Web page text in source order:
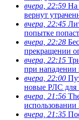
вчера, 22:59 На
вернут
вчера, 22:45
попытке
вчера, 22:28
прекращении
вчера, 22:15
при нападении
вчера, 22:00
новые РЛС для
вчера, 21:56
использовании
вчера, 21:35